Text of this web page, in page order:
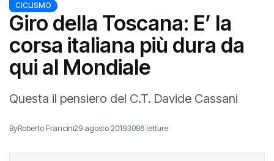
CICLISMO
Giro della Toscana: E’ la
corsa italiana più dura da
qui al Mondiale
Questa il pensiero del C.T. Davide Cassani
ByRoberto Francini29 agosto 20193086 letture